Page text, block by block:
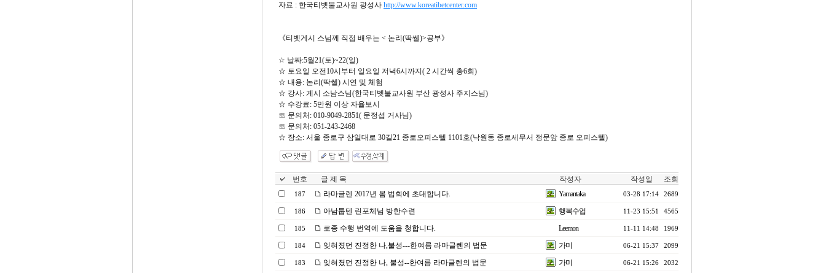
자료 : 한국티벳불교사원 광성사 http://www.koreatibetcenter.com
《티벳게시 스님께 직접 배우는 < 논리(딱쎌)>공부》
☆ 날짜:5월21(토)~22(일)
☆ 토요일 오전10시부터 일요일 저녁6시까지( 2 시간씩 총6회)
☆ 내용: 논리(딱쎌) 시연 및 체험
☆ 강사: 게시 소남스님(한국티벳불교사원 부산 광성사 주지스님)
☆ 수강료: 5만원 이상 자율보시
☏ 문의처: 010-9049-2851( 문정섭 거사님)
☏ 문의처: 051-243-2468
☆ 장소: 서울 종로구 삼일대로 30길21 종로오피스텔 1101호(낙원동 종로세무서 정문앞 종로 오피스텔)
번호 글 제 목 작성자 작성일 조회
187 라마글렌 2017년 봄 법회에 초대합니다. Yamantaka 03-28 17:14 2689
186 아남툽텐 린포체님 방한수련 행복수업 11-23 15:51 4565
185 로종 수행 번역에 도움을 청합니다. Leemon 11-11 14:48 1969
184 잊혀졌던 진정한 나,불성---한여름 라마글렌의 법문 가미 06-21 15:37 2099
183 잊혀졌던 진정한 나, 불성--한여름 라마글렌의 법문 가미 06-21 15:26 2032